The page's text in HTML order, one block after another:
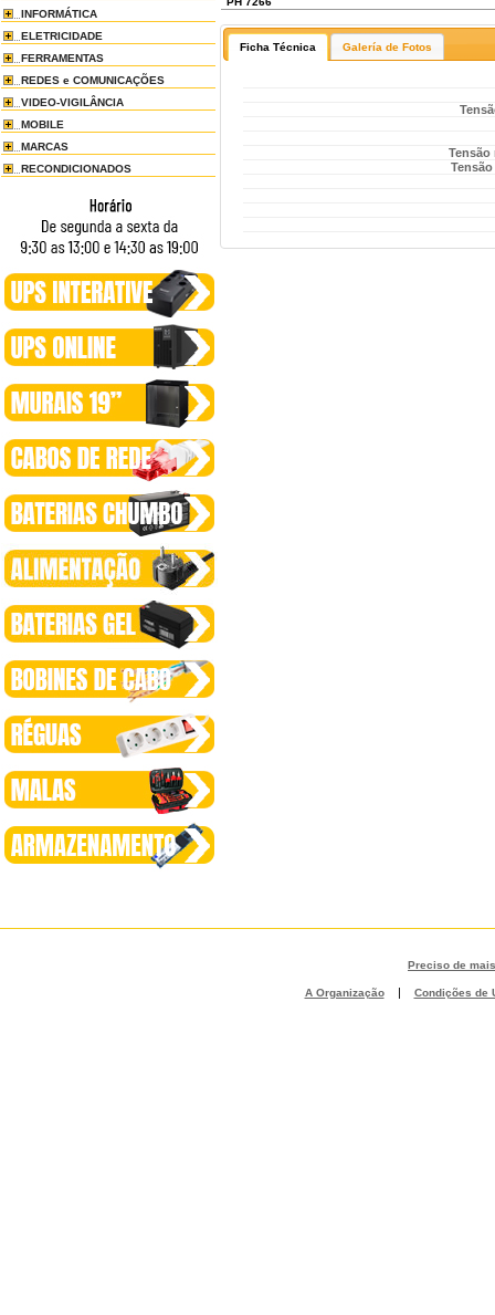
INFORMÁTICA
ELETRICIDADE
FERRAMENTAS
REDES e COMUNICAÇÕES
VIDEO-VIGILÂNCIA
MOBILE
MARCAS
RECONDICIONADOS
Ficha Técnica Galería de Fotos
Tensão
Preciso de
A Organização | Condições de